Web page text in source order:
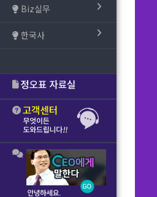
Biz실무
한국사